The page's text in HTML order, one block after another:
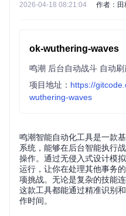
2026-04-18 08:21:04 作者：
ok-wuthering-waves
项目地址： https://
wuthering-waves
鸣潮智能自动化工具是一款
系统，能够在后台智能执行
操作。通过无侵入式设计模
运行，让你在处理其他事务
项挑战。无论是复杂的技能
这款工具都能通过精准识别
作时间。